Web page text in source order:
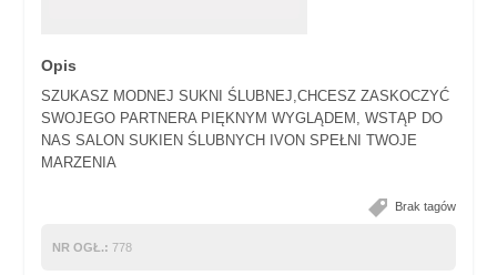
Opis
SZUKASZ MODNEJ SUKNI ŚLUBNEJ,CHCESZ ZASKOCZYĆ
SWOJEGO PARTNERA PIĘKNYM WYGLĄDEM, WSTĄP DO
NAS SALON SUKIEN ŚLUBNYCH IVON SPEŁNI TWOJE
MARZENIA
Brak tagów
NR OGŁ.: 778